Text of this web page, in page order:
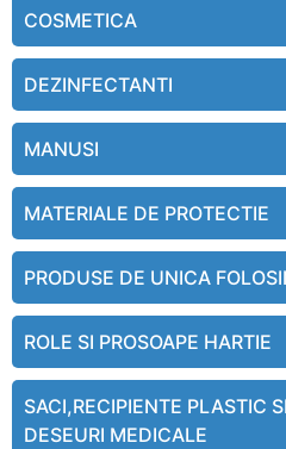
COSMETICA
DEZINFECTANTI
MANUSI
MATERIALE DE PROTECTIE
PRODUSE DE UNICA
ROLE SI PROSOAPE HARTIE
SACI,RECIPIENTE PLASTIC
DESEURI MEDICALE